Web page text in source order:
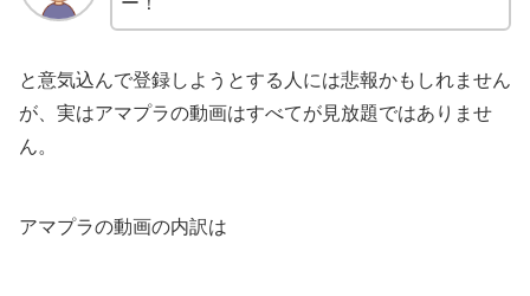
と意気込んで登録しようとする人には悲報かもしれません
が、実はアマプラの動画はすべてが見放題ではありませ
ん。
アマプラの動画の内訳は